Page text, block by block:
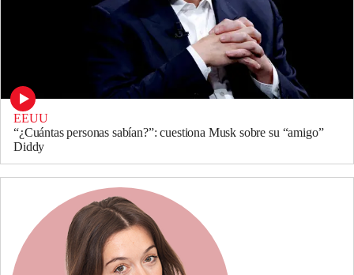
EEUU
“¿Cuántas personas sabían?”: cuestiona Musk sobre su “amigo”
Diddy